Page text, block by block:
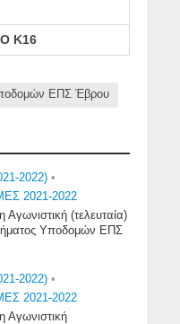
Κ16
ΕΠΣ Έβρου
2022) •
2021-2022
Αγωνιστική (τελευταία)
Υποδομών ΕΠΣ
2022) •
2021-2022
Αγωνιστική